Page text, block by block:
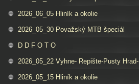
2026_06_05 Hliník a okolie
2026_05_30 Považský MTB špeciál
D D F O T O
2026_05_22 Vyhne- Repište-Pusty
2026_05_15 Hliník a okolie